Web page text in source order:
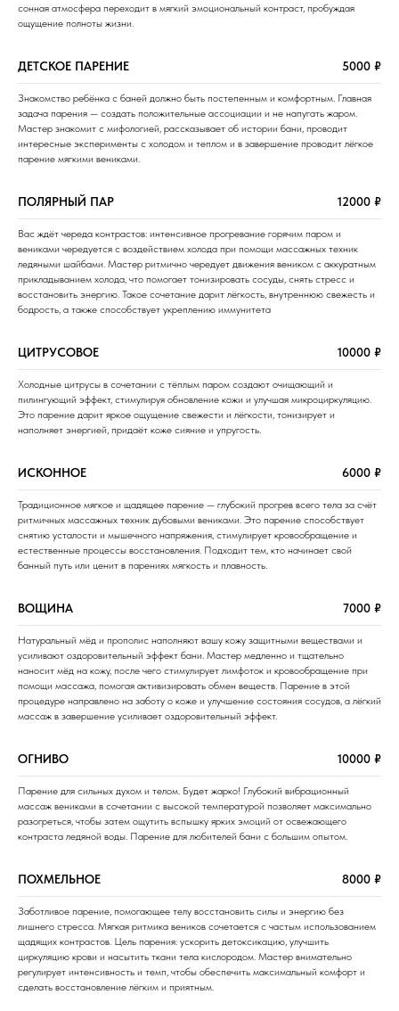
сонная атмосфера переходит в мягкий эмоциональный контраст, пробуждая
ощущение полноты жизни.
ДЕТСКОЕ ПАРЕНИЕ 5000 ₽
Знакомство ребёнка с баней должно быть постепенным и комфортным. Главная
задача парения — создать положительные ассоциации и не напугать жаром.
Мастер знакомит с мифологией, рассказывает об истории бани, проводит
интересные эксперименты с холодом и теплом и в завершение проводит лёгкое
парение мягкими вениками.
ПОЛЯРНЫЙ ПАР 12000 ₽
Вас ждёт череда контрастов: интенсивное прогревание горячим паром и
вениками чередуется с воздействием холода при помощи массажных техник
ледяными шайбами. Мастер ритмично чередует движения веником с аккуратным
прикладыванием холода, что помогает тонизировать сосуды, снять стресс и
восстановить энергию. Такое сочетание дарит лёгкость, внутреннюю свежесть и
бодрость, а также способствует укреплению иммунитета
ЦИТРУСОВОЕ 10000 ₽
Холодные цитрусы в сочетании с тёплым паром создают очищающий и
пилингующий эффект, стимулируя обновление кожи и улучшая микроциркуляцию.
Это парение дарит яркое ощущение свежести и лёгкости, тонизирует и
наполняет энергией, придаёт коже сияние и упругость.
ИСКОННОЕ 6000 ₽
Традиционное мягкое и щадящее парение — глубокий прогрев всего тела за счёт
ритмичных массажных техник дубовыми вениками. Это парение способствует
снятию усталости и мышечного напряжения, стимулирует кровообращение и
естественные процессы восстановления. Подходит тем, кто начинает свой
банный путь или ценит в парениях мягкость и плавность.
ВОЩИНА 7000 ₽
Натуральный мёд и прополис наполняют вашу кожу защитными веществами и
усиливают оздоровительный эффект бани. Мастер медленно и тщательно
наносит мёд на кожу, после чего стимулирует лимфоток и кровообращение при
помощи массажа, помогая активизировать обмен веществ. Парение в этой
процедуре направлено на заботу о коже и улучшение состояния сосудов, а лёгкий
массаж в завершение усиливает оздоровительный эффект.
ОГНИВО 10000 ₽
Парение для сильных духом и телом. Будет жарко! Глубокий вибрационный
массаж вениками в сочетании с высокой температурой позволяет максимально
разогреться, чтобы затем ощутить вспышку ярких эмоций от освежающего
контраста ледяной воды. Парение для любителей бани с большим опытом.
ПОХМЕЛЬНОЕ 8000 ₽
Заботливое парение, помогающее телу восстановить силы и энергию без
лишнего стресса. Мягкая ритмика веников сочетается с частым использованием
щадящих контрастов. Цель парения: ускорить детоксикацию, улучшить
циркуляцию крови и насытить ткани тела кислородом. Мастер внимательно
регулирует интенсивность и темп, чтобы обеспечить максимальный комфорт и
сделать восстановление лёгким и приятным.